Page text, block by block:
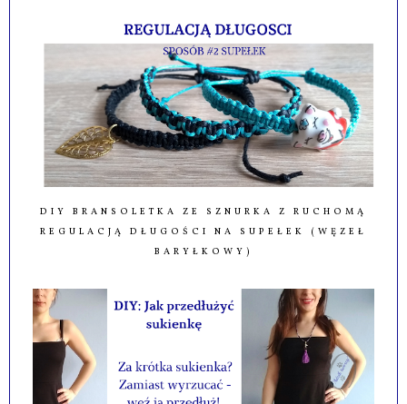
DIY BRANSOLETKA ZE SZNURKA Z RUCHOMĄ
REGULACJĄ DŁUGOŚCI NA SUPEŁEK (WĘZEŁ
BARYŁKOWY)